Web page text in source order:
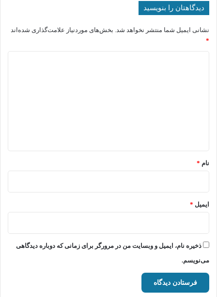
دیدگاهتان را بنویسید
نشانی ایمیل شما منتشر نخواهد شد. بخش‌های موردنیاز علامت‌گذاری شده‌اند
*
نام *
ایمیل *
ذخیره نام، ایمیل و وبسایت من در مرورگر برای زمانی که دوباره دیدگاهی
می‌نویسم.